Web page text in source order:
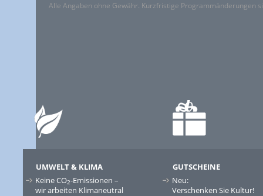
Alle Angaben ohne Gewähr. Kurzfristige Programmänderungen
UMWELT & KLIMA
Keine CO2-Emissionen –
wir arbeiten Klimaneutral
GUTSCHEINE
Neu:
Verschenken Sie Kultur!